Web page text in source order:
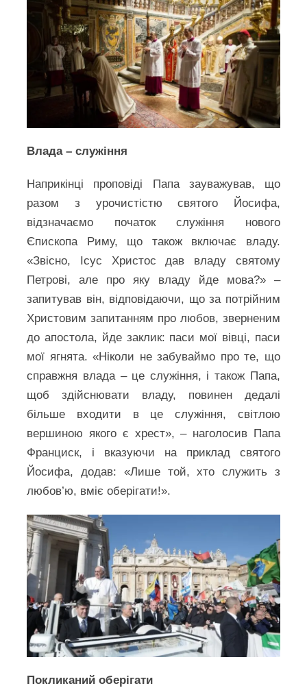
Влада – служіння
Наприкінці проповіді Папа зауважував, що
разом з урочистістю святого Йосифа,
відзначаємо початок служіння нового
Єпископа Риму, що також включає владу.
«Звісно, Ісус Христос дав владу святому
Петрові, але про яку владу йде мова?» –
запитував він, відповідаючи, що за потрійним
Христовим запитанням про любов, зверненим
до апостола, йде заклик: паси мої вівці, паси
мої ягнята. «Ніколи не забуваймо про те, що
справжня влада – це служіння, і також Папа,
щоб здійснювати владу, повинен дедалі
більше входити в це служіння, світлою
вершиною якого є хрест», – наголосив Папа
Франциск, і вказуючи на приклад святого
Йосифа, додав: «Лише той, хто служить з
любов’ю, вміє оберігати!».
Покликаний оберігати